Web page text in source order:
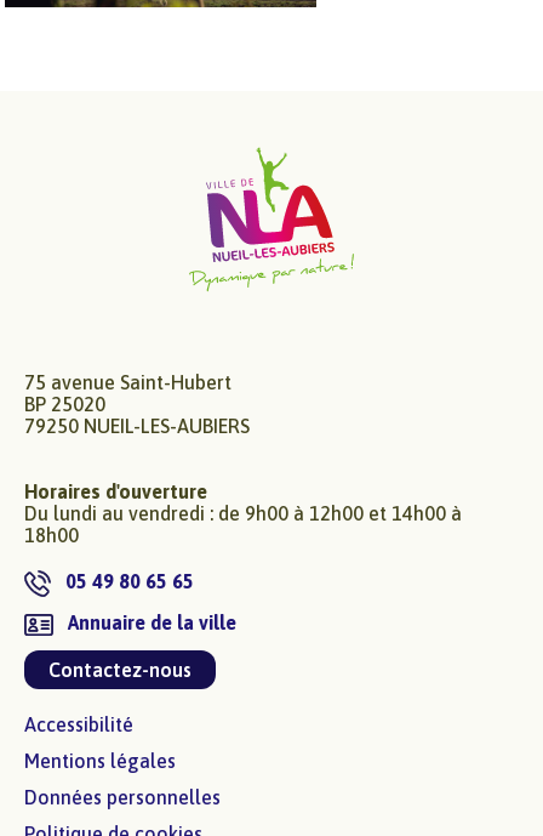
75 avenue Saint-Hubert
BP 25020
79250 NUEIL-LES-AUBIERS
Horaires d'ouverture
Du lundi au vendredi : de 9h00 à 12h00 et 14h00 à
18h00
05 49 80 65 65
Annuaire de la ville
Contactez-nous
Accessibilité
Mentions légales
Données personnelles